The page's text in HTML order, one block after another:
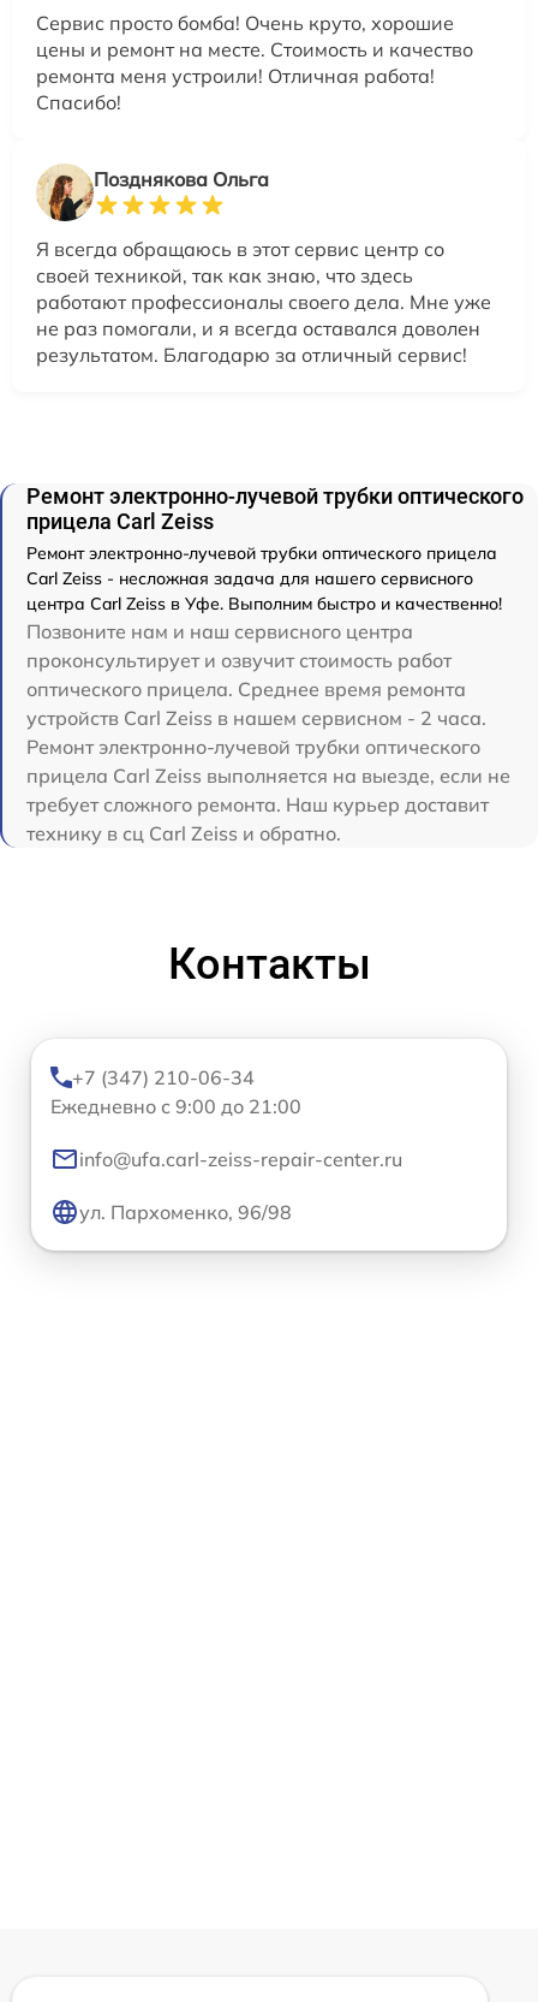
Сервис просто бомба! Очень круто, хорошие
цены и ремонт на месте. Стоимость и качество
ремонта меня устроили! Отличная работа!
Спасибо!
Позднякова Ольга
Я всегда обращаюсь в этот сервис центр со
своей техникой, так как знаю, что здесь
работают профессионалы своего дела. Мне уже
не раз помогали, и я всегда оставался доволен
результатом. Благодарю за отличный сервис!
Ремонт электронно-лучевой трубки оптического
прицела Carl Zeiss
Ремонт электронно-лучевой трубки оптического прицела
Carl Zeiss - несложная задача для нашего сервисного
центра Carl Zeiss в Уфе. Выполним быстро и качественно!
Позвоните нам и наш сервисного центра
проконсультирует и озвучит стоимость работ
оптического прицела. Среднее время ремонта
устройств Carl Zeiss в нашем сервисном - 2 часа.
Ремонт электронно-лучевой трубки оптического
прицела Carl Zeiss выполняется на выезде, если не
требует сложного ремонта. Наш курьер доставит
технику в сц Carl Zeiss и обратно.
Контакты
+7 (347) 210-06-34
Ежедневно с 9:00 до 21:00
info@ufa.carl-zeiss-repair-center.ru
ул. Пархоменко, 96/98